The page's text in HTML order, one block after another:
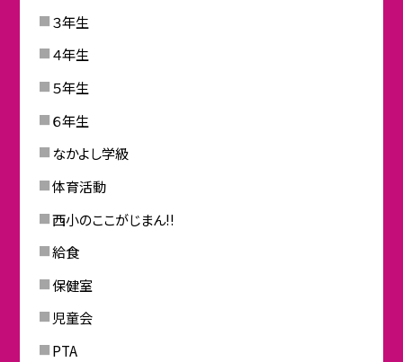
３年生
４年生
５年生
６年生
なかよし学級
体育活動
西小のここがじまん!!
給食
保健室
児童会
PTA